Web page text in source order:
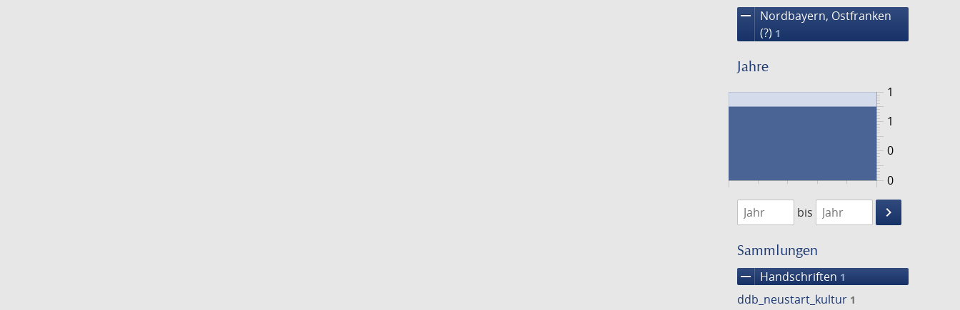
remove
Nordbayern, Ostfranken
(?) 1
Jahre
0
1
0
1
1474
1475
bis
keyboard_arrow_right
Suche
Sammlungen
remove Handschriften 1
ddb_neustart_kultur 1